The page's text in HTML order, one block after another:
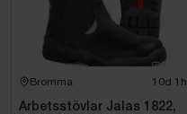
Bromma 10d 1h
Arbetsstövlar Jalas 1822,